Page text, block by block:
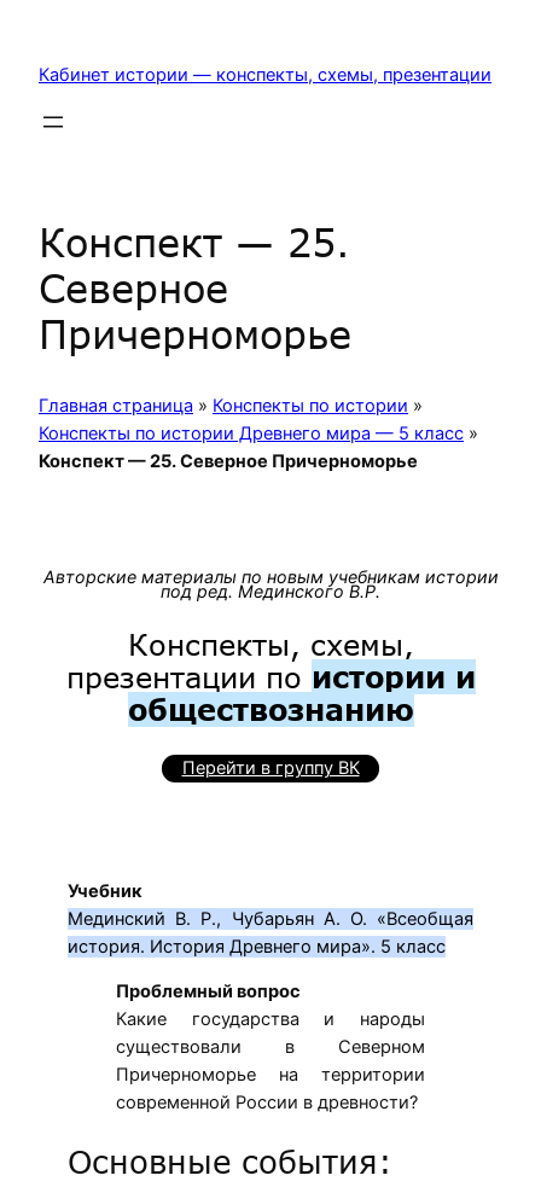
содержимому
Кабинет истории — конспекты, схемы, презентации
Конспект — 25.
Северное
Причерноморье
Главная страница » Конспекты по истории »
Конспекты по истории Древнего мира — 5 класс »
Конспект — 25. Северное Причерноморье
Авторские материалы по новым учебникам истории
под ред. Мединского В.Р.
Конспекты, схемы,
презентации по истории и
обществознанию
Перейти в группу ВК
Учебник
Мединский В. Р., Чубарьян А. О. «Всеобщая
история. История Древнего мира». 5 класс
Проблемный вопрос
Какие государства и народы
существовали в Северном
Причерноморье на территории
современной России в древности?
Основные события: